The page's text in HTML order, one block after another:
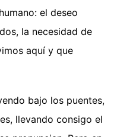
el deseo
la necesidad de
aquí y que
bajo los puentes,
llevando consigo el